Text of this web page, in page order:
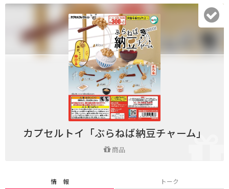
カプセルトイ「ぶらねば納豆チャーム」
商品
情 報 トーク